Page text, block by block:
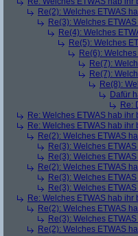
Re(2): Welches ETWAS
Re(3): Welches
Re(4): Welches
Re(5): Welches
Re(6):
Re(7):
Re(7):
Re(8):
Dafür
Re:
Re: Welches ETWAS hab ihr
Re: Welches ETWAS hab ihr
Re(2): Welches ETWAS
Re(3): Welches
Re(3): Welches
Re(2): Welches ETWAS
Re(3): Welches
Re(3): Welches
Re: Welches ETWAS hab ihr
Re(2): Welches ETWAS
Re(3): Welches
Re(2): Welches ETWAS